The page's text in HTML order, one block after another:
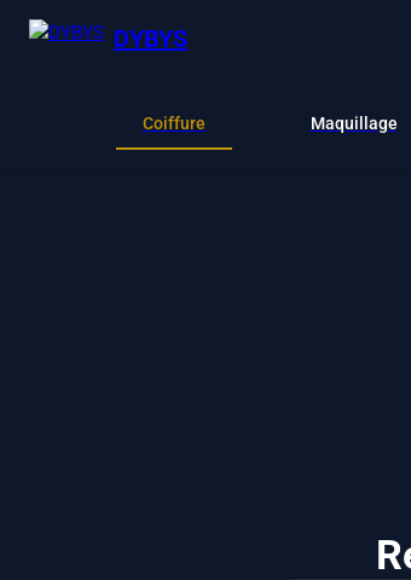
DYBYS
Coiffure Maquillage